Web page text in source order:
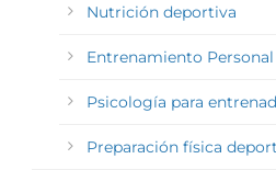
Nutrición deportiva
Entrenamiento Personal
Psicología para
Preparación física